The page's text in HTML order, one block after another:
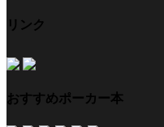
リンク
おすすめポーカー本